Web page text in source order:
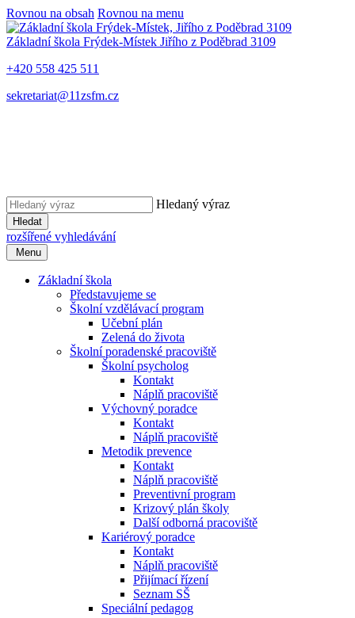
Rovnou na obsah Rovnou na menu
Základní škola Frýdek-Místek Jiřího z Poděbrad 3109
+420 558 425 511
sekretariat@11zsfm.cz
Hledaný výraz
Hledat
rozšířené vyhledávání
Menu
Základní škola
Představujeme se
Školní vzdělávací program
Učební plán
Zelená do života
Školní poradenské pracoviště
Školní psycholog
Kontakt
Náplň pracoviště
Výchovný poradce
Kontakt
Náplň pracoviště
Metodik prevence
Kontakt
Náplň pracoviště
Preventivní program
Krizový plán školy
Další odborná pracoviště
Kariérový poradce
Kontakt
Náplň pracoviště
Přijímací řízení
Seznam SŠ
Speciální pedagog